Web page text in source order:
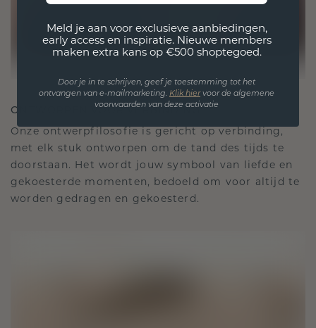
ONTWORPEN VOOR VERBINDING
Onze ontwerpfilosofie is gericht op verbinding,
met elk stuk ontworpen om de tand des tijds te
doorstaan. Het wordt jouw symbool van liefde en
gekoesterde momenten, bedoeld om voor altijd te
worden gedragen en gekoesterd.
Meld je aan voor exclusieve aanbiedingen,
early access en inspiratie. Nieuwe members
maken extra kans op €500 shoptegoed.
Door je in te schrijven, geef je toestemming tot het
ontvangen van e-mailmarketing. Klik hiervoor de algemene
voorwaarden van deze activatie